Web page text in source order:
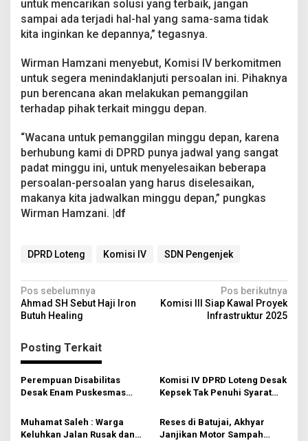
untuk mencarikan solusi yang terbaik, jangan
sampai ada terjadi hal-hal yang sama-sama tidak
kita inginkan ke depannya,” tegasnya.
Wirman Hamzani menyebut, Komisi IV berkomitmen
untuk segera menindaklanjuti persoalan ini. Pihaknya
pun berencana akan melakukan pemanggilan
terhadap pihak terkait minggu depan.
“Wacana untuk pemanggilan minggu depan, karena
berhubung kami di DPRD punya jadwal yang sangat
padat minggu ini, untuk menyelesaikan beberapa
persoalan-persoalan yang harus diselesaikan,
makanya kita jadwalkan minggu depan,” pungkas
Wirman Hamzani. |df
DPRD Loteng Komisi IV SDN Pengenjek
N
a
i
g
a
i
Pos sebelumnya
Ahmad SH Sebut Haji Iron
Butuh Healing
Pos berikutnya
Komisi III Siap Kawal Proyek
Infrastruktur 2025
Posting Terkait
Perempuan Disabilitas
Desak Enam Puskesmas
Komisi IV DPRD Loteng Desak
Kepsek Tak Penuhi Syarat
Muhamat Saleh : Warga
Keluhkan Jalan Rusak dan
Reses di Batujai, Akhyar
Janjikan Motor Sampah